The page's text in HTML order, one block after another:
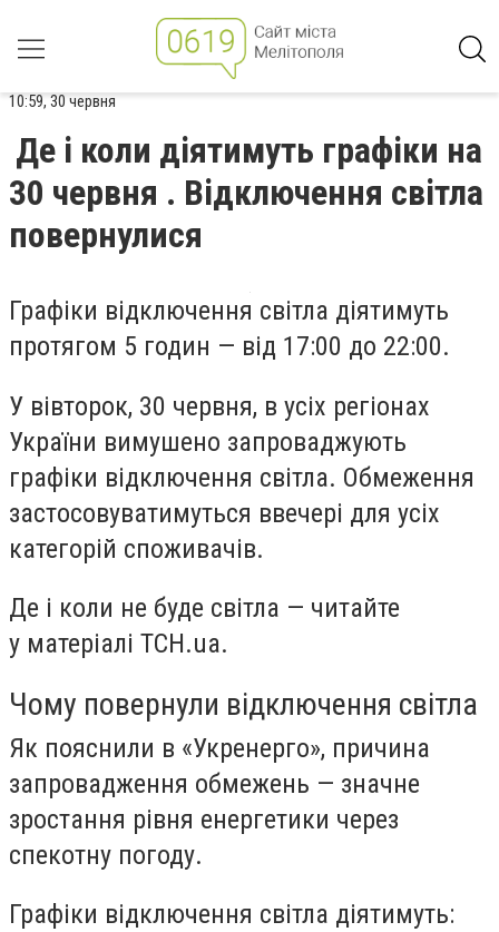
10:59, 30 червня
Де і коли діятимуть графіки на
30 червня . Відключення світла
повернулися
Графіки відключення світла діятимуть
протягом 5 годин — від 17:00 до 22:00.
У вівторок, 30 червня, в усіх регіонах
України вимушено запроваджують
графіки відключення світла. Обмеження
застосовуватимуться ввечері для усіх
категорій споживачів.
Де і коли не буде світла — читайте
у матеріалі ТСН.ua.
Чому повернули відключення світла
Як пояснили в «Укренерго», причина
запровадження обмежень — значне
зростання рівня енергетики через
спекотну погоду.
Графіки відключення світла діятимуть: